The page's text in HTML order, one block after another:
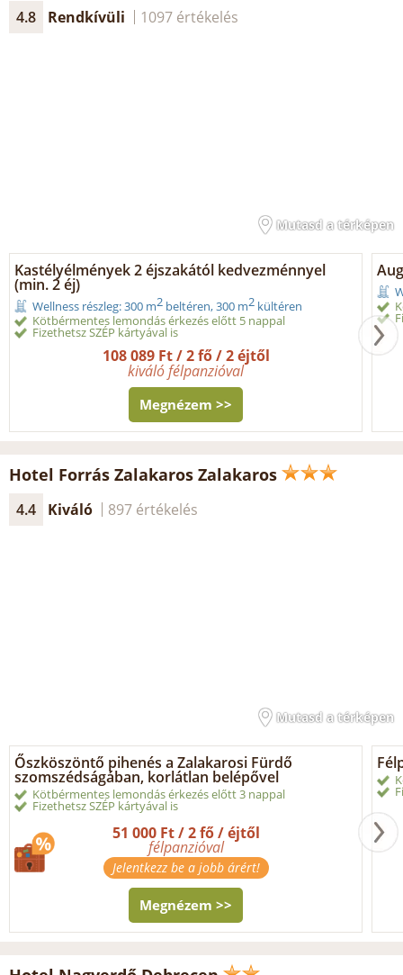
4.8 Rendkívüli 1097 értékelés
Mutasd a térképen
Kastélyélmények 2 éjszakától kedvezménnyel
(min. 2 éj)
Wellness részleg: 300 m2 beltéren, 300 m2 kültéren
Kötbérmentes lemondás érkezés előtt 5 nappal
Fizethetsz SZÉP kártyával is
108 089 Ft / 2 fő / 2 éjtől
kiváló félpanzióval
Megnézem >>
Hotel Forrás Zalakaros Zalakaros
4.4 Kiváló 897 értékelés
Mutasd a térképen
Őszköszöntő pihenés a Zalakarosi Fürdő
szomszédságában, korlátlan belépővel
Kötbérmentes lemondás érkezés előtt 3 nappal
Fizethetsz SZÉP kártyával is
51 000 Ft / 2 fő / éjtől
félpanzióval
Jelentkezz be a jobb árért!
Megnézem >>